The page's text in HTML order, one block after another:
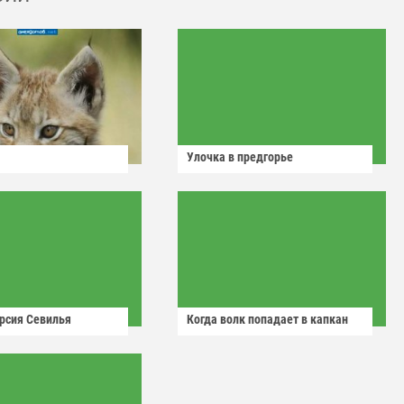
Улочка в предгорье
Севилья Когда волк попадает в капкан